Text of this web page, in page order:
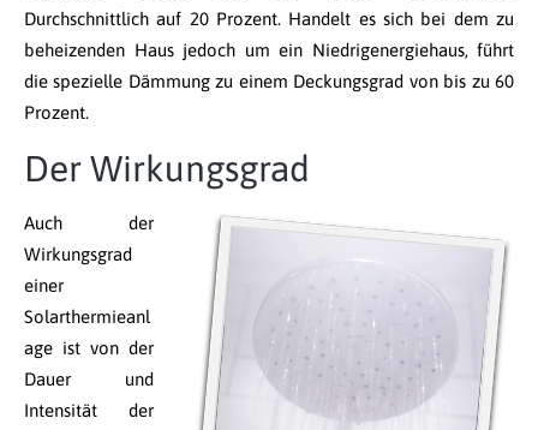
Durchschnittlich auf 20 Prozent. Handelt es sich bei dem zu
beheizenden Haus jedoch um ein Niedrigenergiehaus, führt
die spezielle Dämmung zu einem Deckungsgrad von bis zu 60
Prozent.
Der Wirkungsgrad
Auch der
Wirkungsgrad
einer
Solarthermieanl
age ist von der
Dauer und
Intensität der